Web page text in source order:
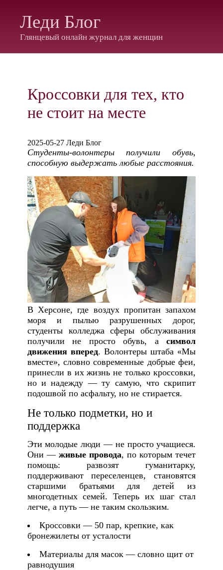
Леди Блог
Глянцевый онлайн журнал для женщин
Кроссовки для тех, кто
не стоит на месте
2025-05-27 Леди Блог
Студенты-волонтеры получили обувь,
способную выдержать любые расстояния.
В Херсоне, где воздух пропитан запахом
моря и пылью разрушенных дорог,
студенты колледжа сферы обслуживания
получили не просто обувь, асимвол
движения вперед. Волонтеры штаба «Мы
вместе», словно современные добрые феи,
принесли в их жизнь не только кроссовки,
но и надежду — ту самую, что скрипит
подошвой по асфальту, но не стирается.
Не только подметки, но и
поддержка
Эти молодые люди — не просто учащиеся.
Они — живые провода, по которым течет
помощь: развозят гуманитарку,
поддерживают переселенцев, становятся
старшими братьями для детей из
многодетных семей. Теперь их шаг стал
легче, а путь — не таким скользким.
Кроссовки — 50 пар, крепкие, как
бронежилеты от усталости
Материалы для масок — словно щит от
равнодушия